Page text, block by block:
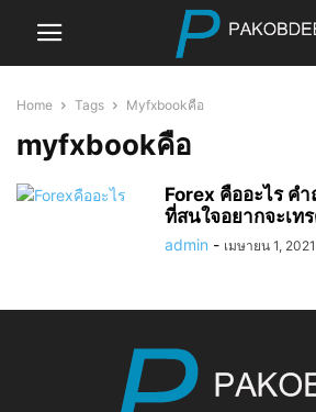
Home Tags Myfxbookคือ
myfxbookคือ
Forex คืออะไร ค
ที่สนใจอยากจะเท
admin - เมษายน 1, 2021